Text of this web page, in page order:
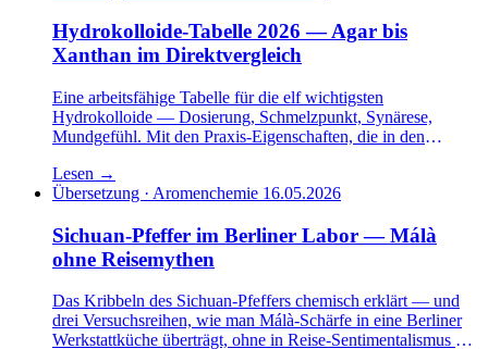
Hydrokolloide-Tabelle 2026 — Agar bis
Xanthan im Direktvergleich
Eine arbeitsfähige Tabelle für die elf wichtigsten
Hydrokolloide — Dosierung, Schmelzpunkt, Synärese,
Mundgefühl. Mit den Praxis-Eigenschaften, die in den
Lesen →
Übersetzung · Aromenchemie 16.05.2026
Sichuan-Pfeffer im Berliner Labor — Málà
ohne Reisemythen
Das Kribbeln des Sichuan-Pfeffers chemisch erklärt — und
drei Versuchsreihen, wie man Málà-Schärfe in eine Berliner
Werkstattküche überträgt, ohne in Reise-Sentimentalismus zu